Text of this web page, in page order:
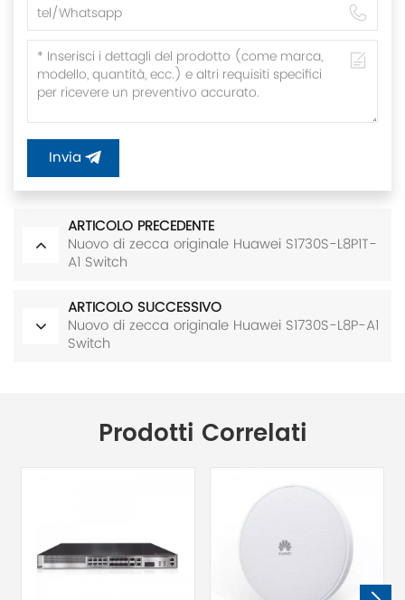
Invia
ARTICOLO PRECEDENTE
Nuovo di zecca originale Huawei S1730S-L8P1T-
A1 Switch
ARTICOLO SUCCESSIVO
Nuovo di zecca originale Huawei S1730S-L8P-A1
Switch
Prodotti Correlati